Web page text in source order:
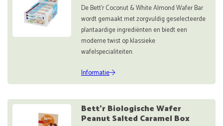
De Bett’r Coconut & White Almond Wafer Bar
wordt gemaakt met zorgvuldig geselecteerde
plantaardige ingrediënten en biedt een
moderne twist op klassieke
wafelspecialiteiten.
Informatie
Bett'r Biologische Wafer
Peanut Salted Caramel Box